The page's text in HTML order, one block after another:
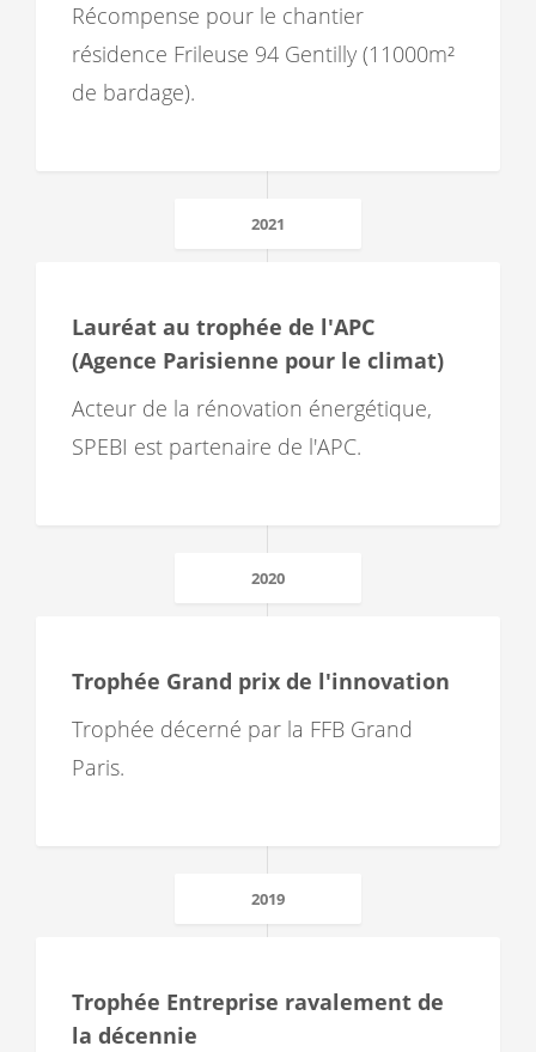
Récompense pour le chantier
résidence Frileuse 94 Gentilly (11000m²
de bardage).
2021
Lauréat au trophée de l'APC
(Agence Parisienne pour le climat)
Acteur de la rénovation énergétique,
SPEBI est partenaire de l'APC.
2020
Trophée Grand prix de l'innovation
Trophée décerné par la FFB Grand
Paris.
2019
Trophée Entreprise ravalement de
la décennie